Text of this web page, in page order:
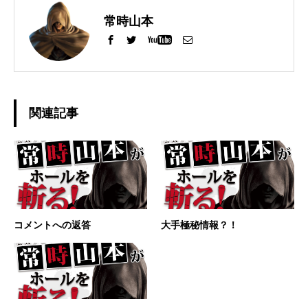
常時山本
関連記事
コメントへの返答 大手極秘情報？！